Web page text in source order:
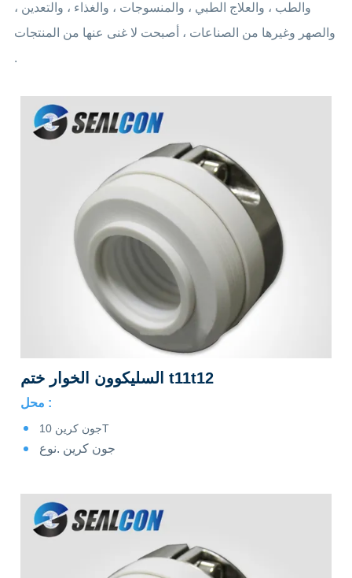
والطب ، والعلاج الطبي ، والمنسوجات ، والغذاء ، والتعدين ،
والصهر وغيرها من الصناعات ، أصبحت لا غنى عنها من المنتجات
.
السليكوون الخوار ختم t11t12
محل :
جون كرين 10T
جون كرين .نوع